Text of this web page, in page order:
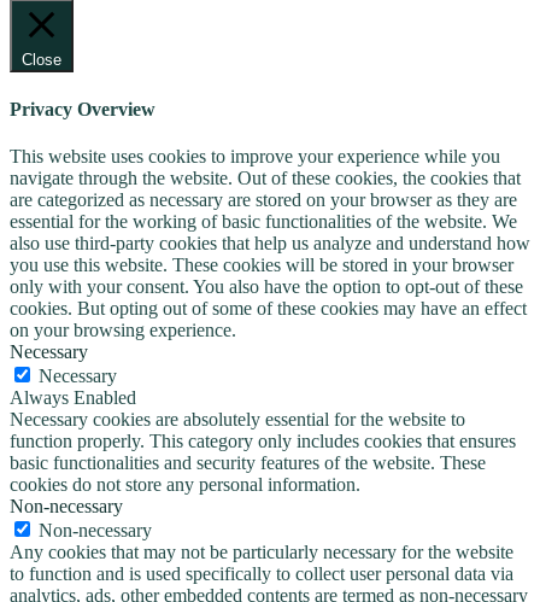
Close
Privacy Overview
This website uses cookies to improve your experience while you
navigate through the website. Out of these cookies, the cookies that
are categorized as necessary are stored on your browser as they are
essential for the working of basic functionalities of the website. We
also use third-party cookies that help us analyze and understand how
you use this website. These cookies will be stored in your browser
only with your consent. You also have the option to opt-out of these
cookies. But opting out of some of these cookies may have an effect
on your browsing experience.
Necessary
Necessary
Always Enabled
Necessary cookies are absolutely essential for the website to
function properly. This category only includes cookies that ensures
basic functionalities and security features of the website. These
cookies do not store any personal information.
Non-necessary
Non-necessary
Any cookies that may not be particularly necessary for the website
to function and is used specifically to collect user personal data via
analytics, ads, other embedded contents are termed as non-necessary